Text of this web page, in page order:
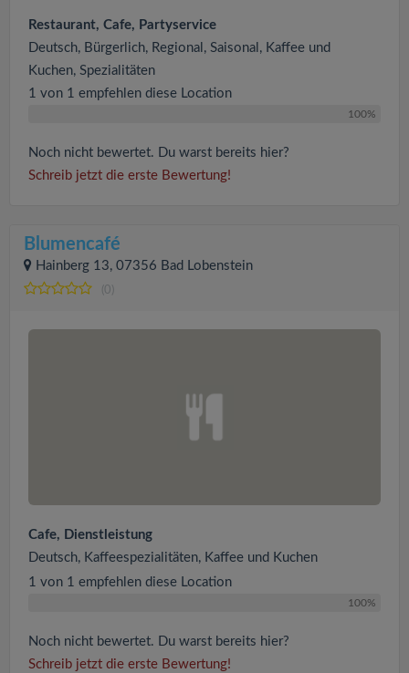
Restaurant, Cafe, Partyservice
Deutsch, Bürgerlich, Regional, Saisonal, Kaffee und
Kuchen, Spezialitäten
1 von 1 empfehlen diese Location
100%
Noch nicht bewertet. Du warst bereits hier?
Schreib jetzt die erste Bewertung!
Blumencafé
Hainberg 13, 07356 Bad Lobenstein
(0)
Cafe, Dienstleistung
Deutsch, Kaffeespezialitäten, Kaffee und Kuchen
1 von 1 empfehlen diese Location
100%
Noch nicht bewertet. Du warst bereits hier?
Schreib jetzt die erste Bewertung!